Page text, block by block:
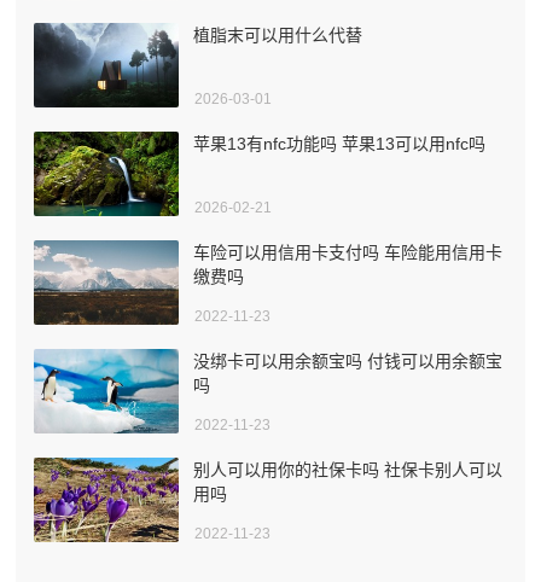
植脂末可以用什么代替
2026-03-01
苹果13有nfc功能吗 苹果13可以用nfc吗
2026-02-21
车险可以用信用卡支付吗 车险能用信用卡
缴费吗
2022-11-23
没绑卡可以用余额宝吗 付钱可以用余额宝
吗
2022-11-23
别人可以用你的社保卡吗 社保卡别人可以
用吗
2022-11-23